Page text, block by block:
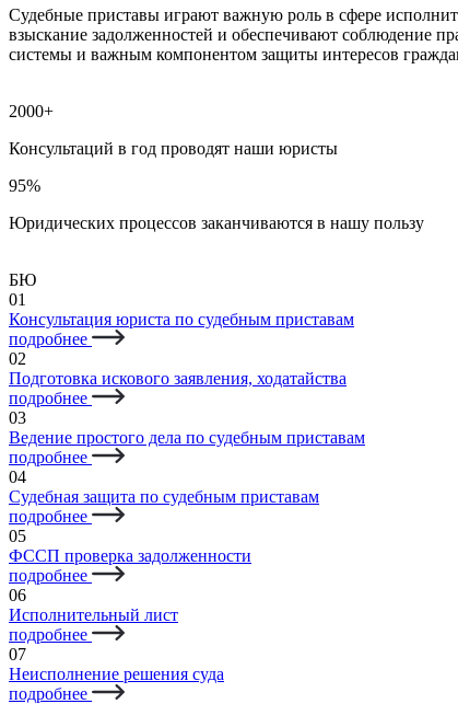
Судебные приставы играют важную роль в сфере
взыскание задолженностей и обеспечивают соблюдение
системы и важным компонентом защиты интересов
2000+
Консультаций в год проводят наши юристы
95%
Юридических процессов заканчиваются в нашу пользу
БЮ
01
Консультация юриста по судебным приставам
подробнее
02
Подготовка искового заявления, ходатайства
подробнее
03
Ведение простого дела по судебным приставам
подробнее
04
Судебная защита по судебным приставам
подробнее
05
ФССП проверка задолженности
подробнее
06
Исполнительный лист
подробнее
07
Неисполнение решения суда
подробнее